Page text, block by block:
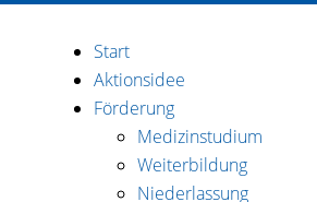
Start
Aktionsidee
Förderung
Medizinstudium
Weiterbildung
Niederlassung